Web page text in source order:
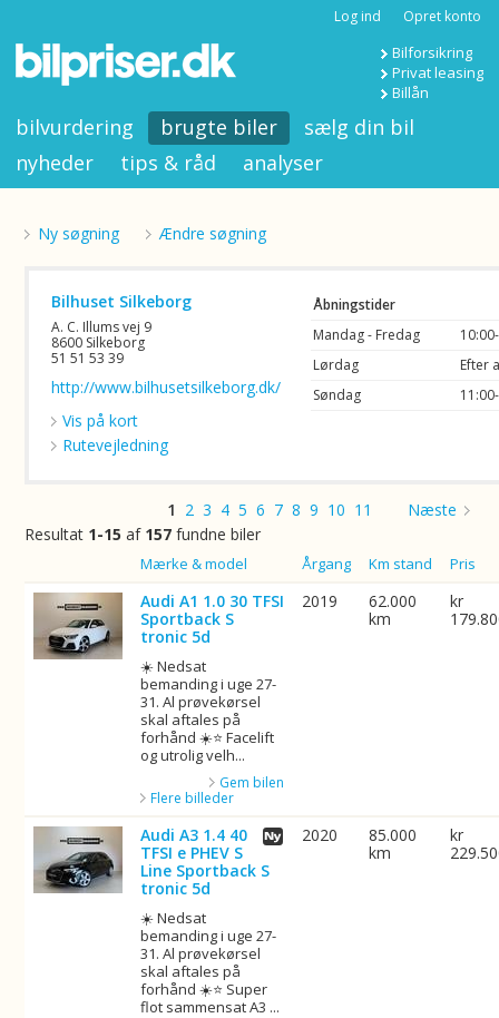
Log ind Opret konto
Bilforsikring
Privat leasing
Billån
bilvurdering brugte biler
sælg din bil
nyheder
tips & råd analyser
Ny søgning Ændre søgning
Bilhuset Silkeborg
A. C. Illums vej 9
8600 Silkeborg
51 51 53 39
http://www.bilhusetsilkeborg.dk/
Vis på kort
Rutevejledning
Åbningstider
Mandag - Fredag
Lørdag
Efter
Søndag
1 2 3 4 5 6 7 8 9 10 11
Næste
Resultat 1-15 af 157 fundne biler
Mærke & model Årgang Km stand Pris
Audi A1 1.0 30 TFSI
Sportback S
tronic 5d
☀️ Nedsat
bemanding i uge 27-
31. Al prøvekørsel
skal aftales på
forhånd ☀️⭐ Facelift
og utrolig velh...
Gem bilen
Flere billeder
2019
62.000
km
kr
Audi A3 1.4 40
TFSI e PHEV S
Line Sportback S
tronic 5d
☀️ Nedsat
bemanding i uge 27-
31. Al prøvekørsel
skal aftales på
forhånd ☀️⭐ Super
flot sammensat A3 ...
2020
85.000
km
kr